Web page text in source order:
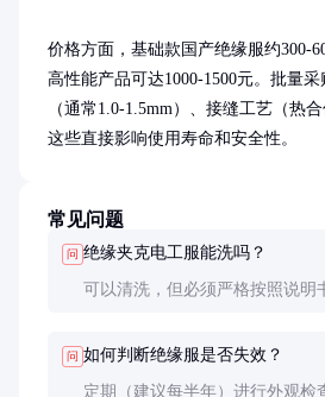
价格方面，基础款国产绝缘服约300-
高性能产品可达1000-1500元。批量
（通常1.0-1.5mm）、接缝工艺（热
这些直接影响使用寿命和安全性。
常见问题
问 绝缘夹克电工服能洗吗？
可以清洗，但必须严格按照说明
缘层。
问 如何判断绝缘服是否失效？
定期（建议每半年）进行外观检